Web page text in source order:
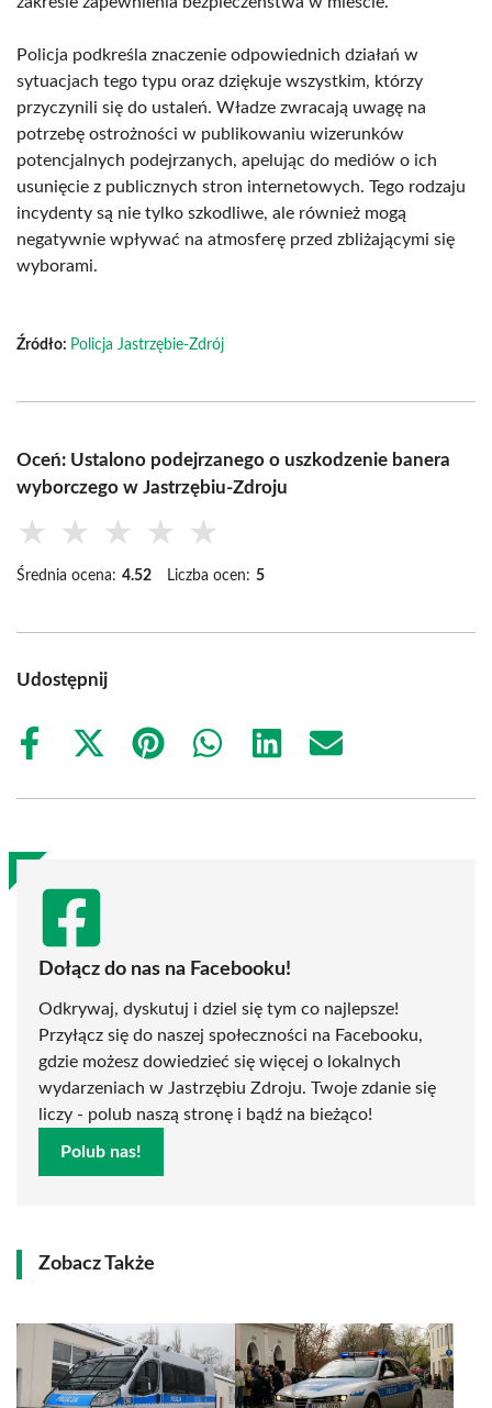
Policja podkreśla znaczenie odpowiednich działań w
sytuacjach tego typu oraz dziękuje wszystkim, którzy
przyczynili się do ustaleń. Władze zwracają uwagę na
potrzebę ostrożności w publikowaniu wizerunków
potencjalnych podejrzanych, apelując do mediów o ich
usunięcie z publicznych stron internetowych. Tego rodzaju
incydenty są nie tylko szkodliwe, ale również mogą
negatywnie wpływać na atmosferę przed zbliżającymi się
wyborami.
Źródło: Policja Jastrzębie-Zdrój
Oceń: Ustalono podejrzanego o uszkodzenie banera
wyborczego w Jastrzębiu-Zdroju
★ ★ ★ ★ ★
Średnia ocena: 4.52 Liczba ocen: 5
Udostępnij
Share
Share
(Twitter)
Share
Share
Share
Share
Dołącz do nas na Facebooku!
Odkrywaj, dyskutuj i dziel się tym co najlepsze!
Przyłącz się do naszej społeczności na Facebooku,
gdzie możesz dowiedzieć się więcej o lokalnych
wydarzeniach w Jastrzębiu Zdroju. Twoje zdanie się
liczy - polub naszą stronę i bądź na bieżąco!
Polub nas!
Zobacz Także